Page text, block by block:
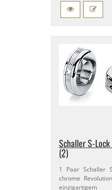
Schaller S-​
(2)
1 Paar Schaller
chrome